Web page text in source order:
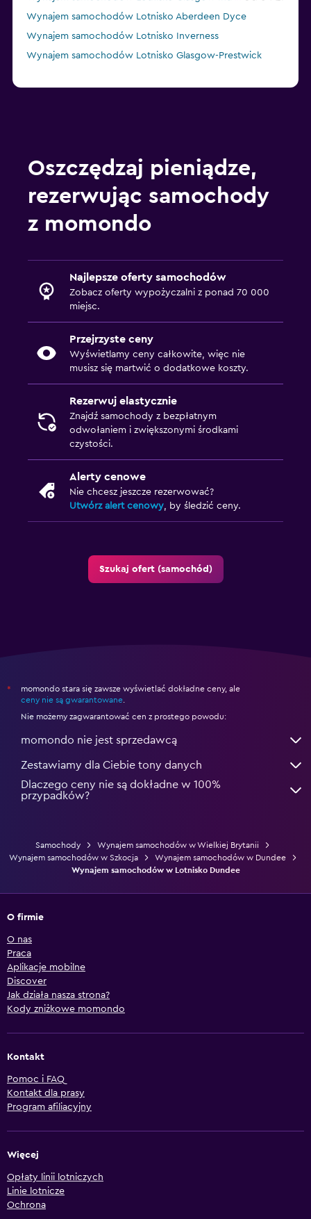
Wynajem samochodów Lotnisko Aberdeen Dyce
Wynajem samochodów Lotnisko Inverness
Wynajem samochodów Lotnisko Glasgow-Prestwick
Oszczędzaj pieniądze,
rezerwując samochody
z momondo
Najlepsze oferty samochodów
Zobacz oferty wypożyczalni z ponad 70 000
miejsc.
Przejrzyste ceny
Wyświetlamy ceny całkowite, więc nie
musisz się martwić o dodatkowe koszty.
Rezerwuj elastycznie
Znajdź samochody z bezpłatnym
odwołaniem i zwiększonymi środkami
czystości.
Alerty cenowe
Nie chcesz jeszcze rezerwować?
Utwórz alert cenowy, by śledzić ceny.
Szukaj ofert (samochód)
*
momondo stara się zawsze wyświetlać dokładne ceny, ale
ceny nie są gwarantowane.
Nie możemy zagwarantować cen z prostego powodu:
momondo nie jest sprzedawcą
Zestawiamy dla Ciebie tony danych
Dlaczego ceny nie są dokładne w 100%
przypadków?
Samochody
Wynajem samochodów w Wielkiej Brytanii
Wynajem samochodów w Szkocja
Wynajem samochodów w Dundee
Wynajem samochodów w Lotnisko Dundee
O firmie
O nas
Praca
Aplikacje mobilne
Discover
Jak działa nasza strona?
Kody zniżkowe momondo
Kontakt
Pomoc i FAQ
Kontakt dla prasy
Program afiliacyjny
Więcej
Opłaty linii lotniczych
Linie lotnicze
Ochrona